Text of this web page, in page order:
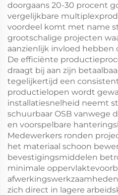
doorgaans 20-30 procent
vergelijkbare
voordeel komt met name
grootschalige projecten
aanzienlijk invloed
De efficiënte
draagt bij aan zijn
tegelijkertijd een
productielopen wordt
installatiesnelheid neemt
schuurbaar OSB vanwege
en voorspelbare
Medewerkers ronden
het materiaal schoon
bevestigingsmiddelen
minimale
zich direct in lagere